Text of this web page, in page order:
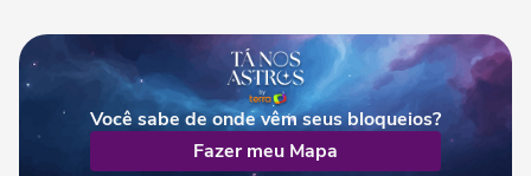
Você sabe de onde vêm seus bloqueios?
Fazer meu Mapa